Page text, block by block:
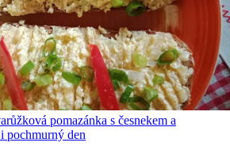
pomazánka s česnekem a
pochmurný den